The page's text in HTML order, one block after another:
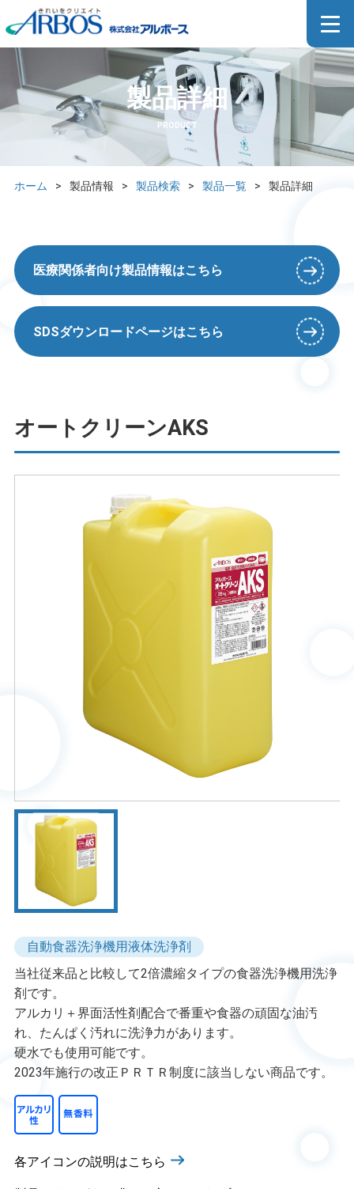
製品詳細
PRODUCT
ホーム > 製品情報 > 製品検索 > 製品一覧 > 製品詳細
医療関係者向け製品情報はこちら
SDSダウンロードページはこちら
オートクリーンAKS
自動食器洗浄機用液体洗浄剤
当社従来品と比較して2倍濃縮タイプの食器洗浄機用洗浄
剤です。
アルカリ＋界面活性剤配合で番重や食器の頑固な油汚
れ、たんぱく汚れに洗浄力があります。
硬水でも使用可能です。
2023年施行の改正ＰＲＴＲ制度に該当しない商品です。
各アイコンの説明はこちら